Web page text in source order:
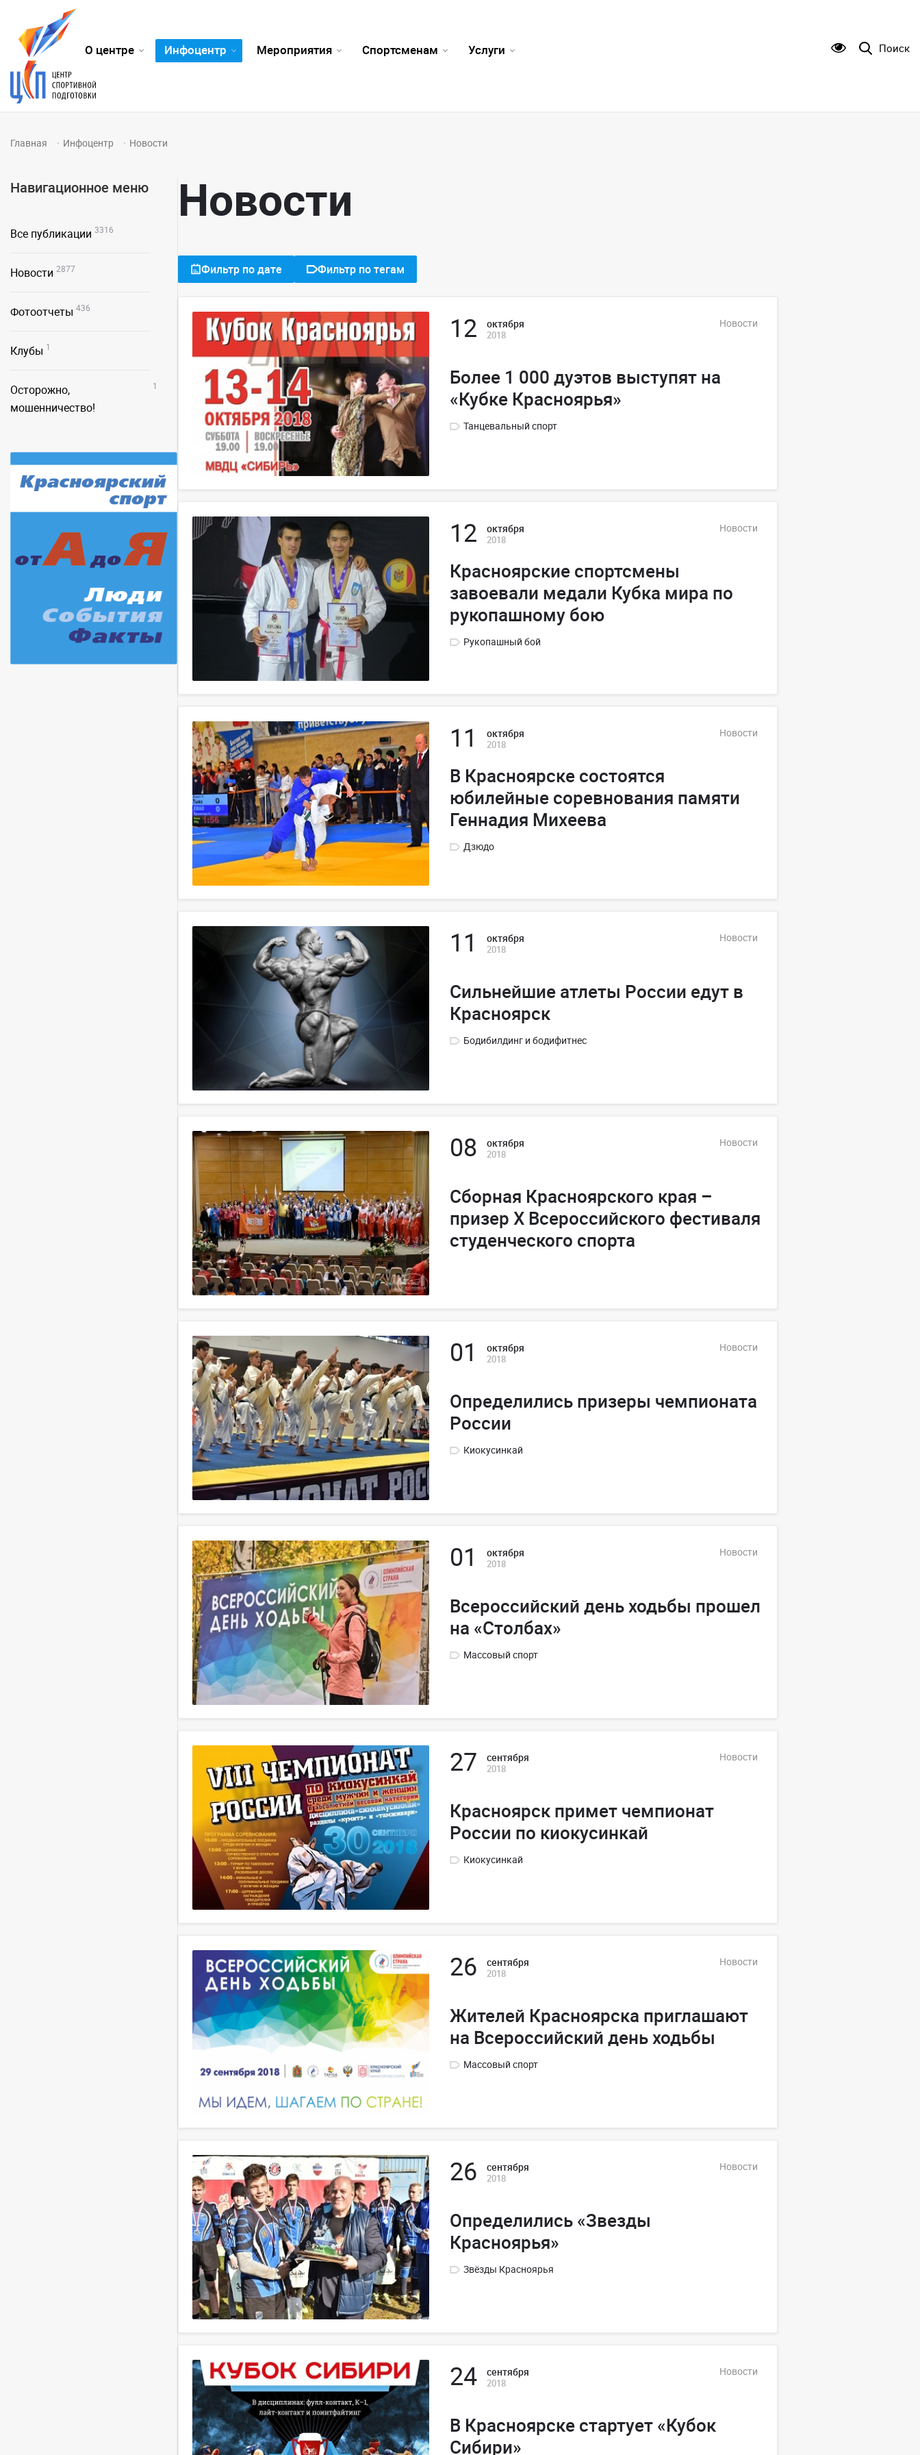
О центре Инфоцентр Мероприятия Спортсменам Услуги Поиск
Главная Инфоцентр Новости
Навигационное меню
Все публикации 3316
Новости 2877
Фотоотчеты 436
Клубы 1
Осторожно,
мошенничество!
1
Новости
Фильтр по дате Фильтр по тегам
12 октября
2018
Новости
Более 1 000 дуэтов выступят на
«Кубке Красноярья»
Танцевальный спорт
12 октября
2018
Новости
Красноярские спортсмены
завоевали медали Кубка мира по
рукопашному бою
Рукопашный бой
11 октября
2018
Новости
В Красноярске состоятся
юбилейные соревнования памяти
Геннадия Михеева
Дзюдо
11 октября
2018
Новости
Сильнейшие атлеты России едут в
Красноярск
Бодибилдинг и бодифитнес
08 октября
2018
Новости
Сборная Красноярского края –
призер X Всероссийского фестиваля
студенческого спорта
01 октября
2018
Новости
Определились призеры чемпионата
России
Киокусинкай
01 октября
2018
Новости
Всероссийский день ходьбы прошел
на «Столбах»
Массовый спорт
27 сентября
2018
Новости
Красноярск примет чемпионат
России по киокусинкай
Киокусинкай
26 сентября
2018
Новости
Жителей Красноярска приглашают
на Всероссийский день ходьбы
Массовый спорт
26 сентября
2018
Новости
Определились «Звезды
Красноярья»
Звёзды Красноярья
24 сентября
2018
Новости
В Красноярске стартует «Кубок
Сибири»